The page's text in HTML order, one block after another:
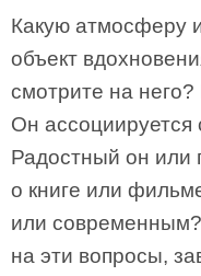
Какую атмосферу
объект
смотрите на него?
Он ассоциируется
Радостный он или
о книге или
или современным?
на эти вопросы,